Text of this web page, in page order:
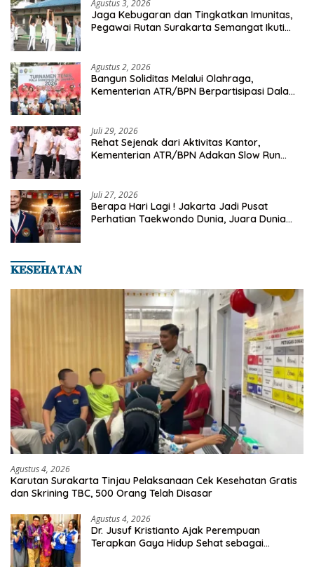
Agustus 3, 2026
Jaga Kebugaran dan Tingkatkan Imunitas,
Pegawai Rutan Surakarta Semangat Ikuti
Agustus 2, 2026
Bangun Soliditas Melalui Olahraga,
Kementerian ATR/BPN Berpartisipasi Dalam
Juli 29, 2026
Rehat Sejenak dari Aktivitas Kantor,
Kementerian ATR/BPN Adakan Slow Run
Juli 27, 2026
Berapa Hari Lagi ! Jakarta Jadi Pusat
Perhatian Taekwondo Dunia, Juara Dunia
𝐊𝐄𝐒𝐄𝐇𝐀𝐓𝐀𝐍
Agustus 4, 2026
Karutan Surakarta Tinjau Pelaksanaan Cek Kesehatan Gratis
dan Skrining TBC, 500 Orang Telah Disasar
Agustus 4, 2026
Dr. Jusuf Kristianto Ajak Perempuan
Terapkan Gaya Hidup Sehat sebagai